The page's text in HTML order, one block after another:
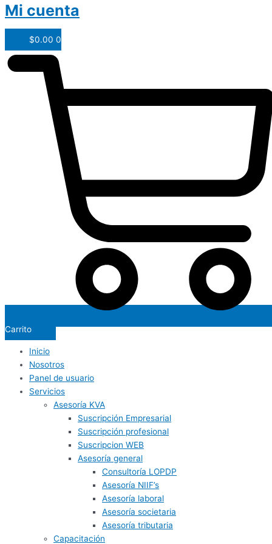
Mi cuenta
$0.00 0
Carrito
Inicio
Nosotros
Panel de usuario
Servicios
Asesoría KVA
Suscripción Empresarial
Suscripción profesional
Suscripcion WEB
Asesoría general
Consultoría LOPDP
Asesoría NIIF’s
Asesoría laboral
Asesoría societaria
Asesoría tributaria
Capacitación